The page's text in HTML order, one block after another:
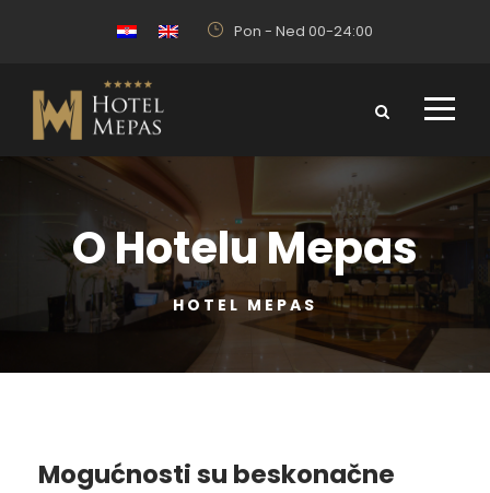
Pon - Ned 00-24:00
O Hotelu Mepas
HOTEL MEPAS
Mogućnosti su beskonačne